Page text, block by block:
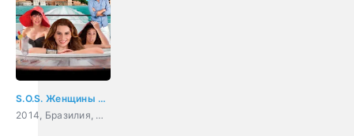
S.O.S. Женщины в море
2014, Бразилия, мелодрама, комедия